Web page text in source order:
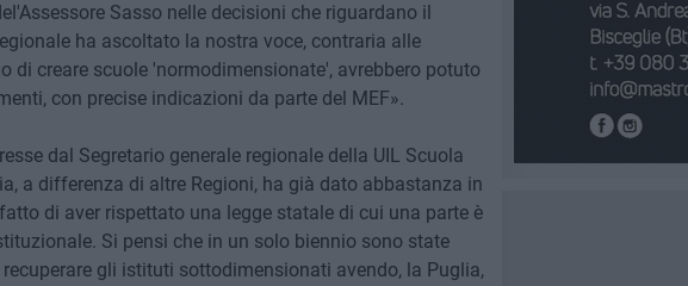
Sasso nelle decisioni che riguardano il
ha ascoltato la nostra voce, contraria alle
di creare scuole 'normodimensionate', avrebbero potuto
con precise indicazioni da parte del MEF».
dal Segretario generale regionale della UIL Scuola
a differenza di altre Regioni, ha già dato abbastanza in
di aver rispettato una legge statale di cui una parte è
Si pensi che in un solo biennio sono state
gli istituti sottodimensionati avendo, la Puglia,